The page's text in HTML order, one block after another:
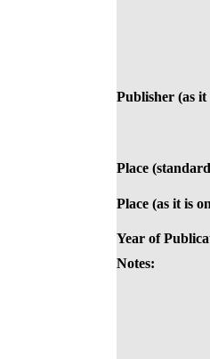
Publisher (as
Place
Place (as it is
Year of
Notes: